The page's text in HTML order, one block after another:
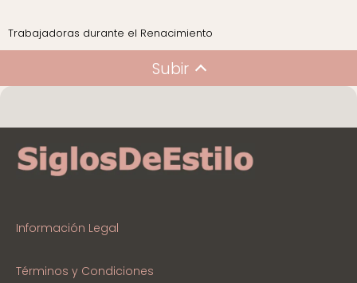
Trabajadoras durante el Renacimiento
Subir
Información Legal
Términos y Condiciones